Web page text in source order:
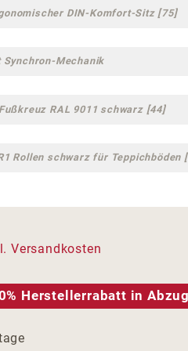
DIN-Komfort-Sitz [75]
Synchron-Mechanik
RAL 9011 schwarz [44]
Rollen schwarz für Teppichböden
Versandkosten
Herstellerrabatt in